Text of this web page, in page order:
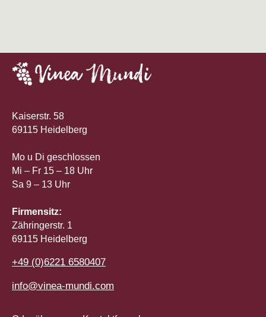
Kaiserstr. 58
69115 Heidelberg
Mo u Di geschlossen
Mi – Fr 15 – 18 Uhr
Sa 9 – 13 Uhr
Firmensitz:
Zähringerstr. 1
69115 Heidelberg
+49 (0)6221 6580407
info@vinea-mundi.com